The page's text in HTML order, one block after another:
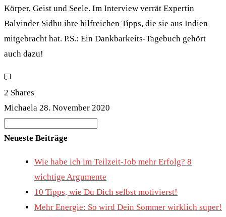
Körper, Geist und Seele. Im Interview verrät Expertin
Balvinder Sidhu ihre hilfreichen Tipps, die sie aus Indien
mitgebracht hat. P.S.: Ein Dankbarkeits-Tagebuch gehört
auch dazu!
2 Shares
Michaela 28. November 2020
for:
Neueste Beiträge
Wie habe ich im Teilzeit-Job mehr Erfolg? 8
wichtige Argumente
10 Tipps, wie Du Dich selbst motivierst!
Mehr Energie: So wird Dein Sommer wirklich super!